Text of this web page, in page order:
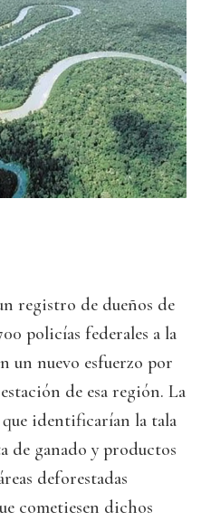
registro de dueños de
policías federales a la
un nuevo esfuerzo por
de esa región. La
identificarían la tala
de ganado y productos
deforestadas
cometiesen dichos